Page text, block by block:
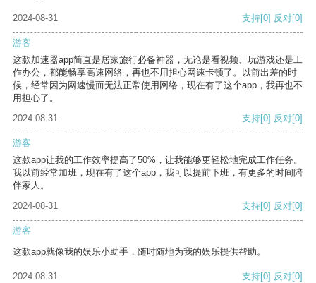
2024-08-31 支持[0] 反对[0]
游客
这款加速器app简直是居家旅行必备神器，无论是看视频、玩游戏还是工
作办公，都能畅享高速网络，再也不用担心网速卡顿了。以前出差的时
候，经常因为网速慢而无法正常使用网络，现在有了这个app，我再也不
用担心了。
2024-08-31
支持[0] 反对[0]
游客
这款app让我的工作效率提高了50%，让我能够更轻松地完成工作任务。
我以前经常加班，现在有了这个app，我可以提前下班，有更多的时间陪
伴家人。
2024-08-31
支持[0] 反对[0]
游客
这款app就像我的娱乐小助手，随时随地为我的娱乐提供帮助。
2024-08-31 支持[0] 反对[0]